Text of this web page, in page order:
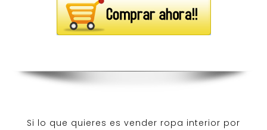
Si lo que quieres es vender ropa interior por